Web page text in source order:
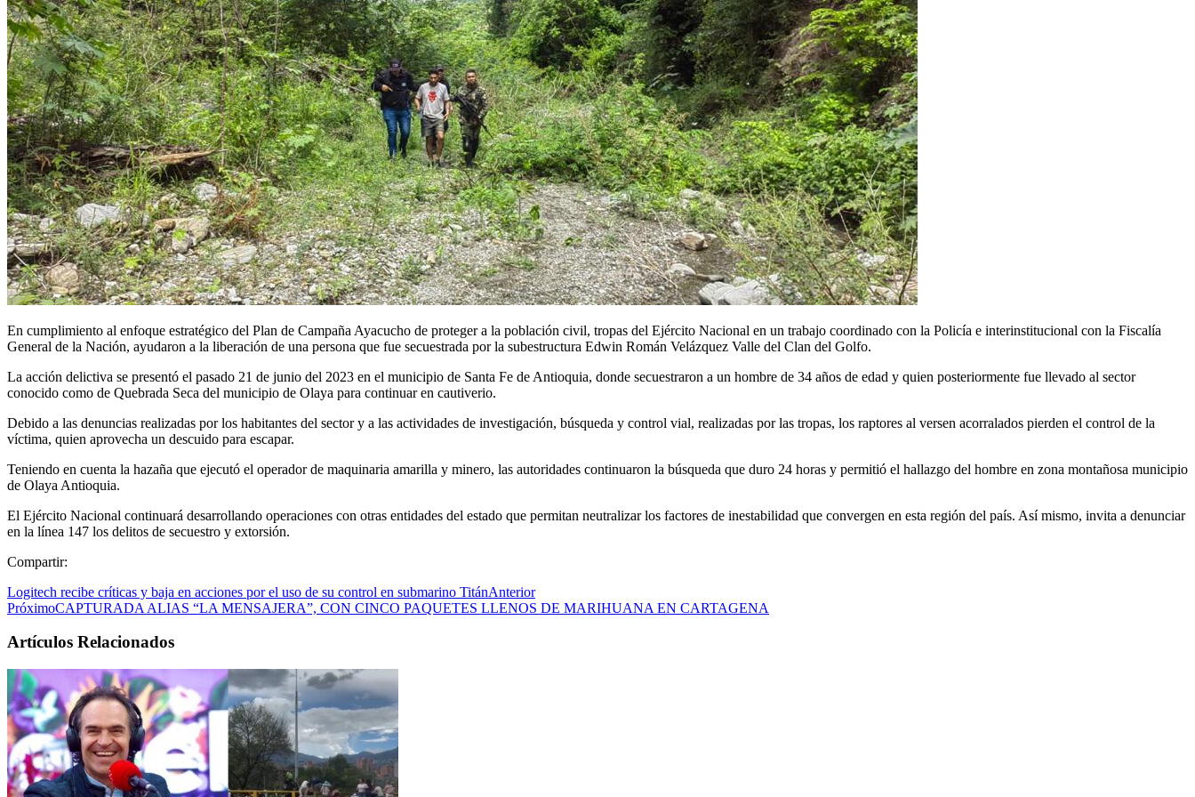
En cumplimiento al enfoque estratégico del Plan de Campaña Ayacucho de proteger a la población civil, tropas del Ejército Nacional en un trabajo coordinado con la Policía e interinstitucional con la Fiscalía
General de la Nación, ayudaron a la liberación de una persona que fue secuestrada por la subestructura Edwin Román Velázquez Valle del Clan del Golfo.
La acción delictiva se presentó el pasado 21 de junio del 2023 en el municipio de Santa Fe de Antioquia, donde secuestraron a un hombre de 34 años de edad y quien posteriormente fue llevado al sector
conocido como de Quebrada Seca del municipio de Olaya para continuar en cautiverio.
Debido a las denuncias realizadas por los habitantes del sector y a las actividades de investigación, búsqueda y control vial, realizadas por las tropas, los raptores al versen acorralados pierden el control de la
víctima, quien aprovecha un descuido para escapar.
Teniendo en cuenta la hazaña que ejecutó el operador de maquinaria amarilla y minero, las autoridades continuaron la búsqueda que duro 24 horas y permitió el hallazgo del hombre en zona montañosa municipio
de Olaya Antioquia.
El Ejército Nacional continuará desarrollando operaciones con otras entidades del estado que permitan neutralizar los factores de inestabilidad que convergen en esta región del país. Así mismo, invita a denunciar
en la línea 147 los delitos de secuestro y extorsión.
Compartir:
Logitech recibe críticas y baja en acciones por el uso de su control en submarino TitánAnterior
PróximoCAPTURADA ALIAS “LA MENSAJERA”, CON CINCO PAQUETES LLENOS DE MARIHUANA EN CARTAGENA
Artículos Relacionados